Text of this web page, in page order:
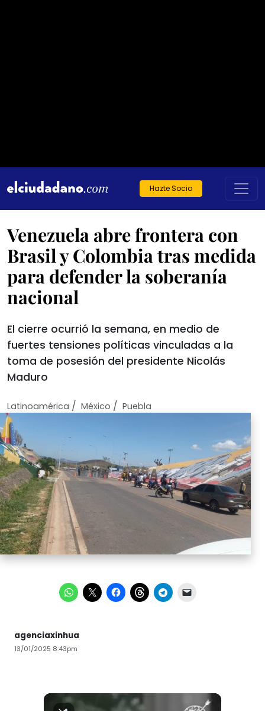
Hazte Socio
Venezuela abre frontera con
Brasil y Colombia tras medida
para defender la soberanía
nacional
El cierre ocurrió la semana, en medio de
fuertes tensiones políticas vinculadas a la
toma de posesión del presidente Nicolás
Maduro
Latinoamérica / México / Puebla
agenciaxinhua
13/01/2025 8:43pm